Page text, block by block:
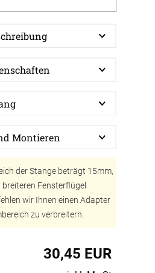
Montieren
der Stange beträgt 15mm,
breiteren Fensterflügel
wir Ihnen einen Adapter
zu verbreitern.
30,45 EUR